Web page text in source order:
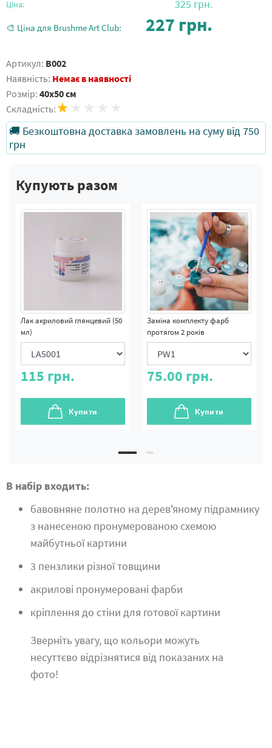
Ціна: 325 грн.
🎨 Ціна для Brushme Art Club: 227 грн.
Артикул: B002
Наявність: Немає в наявності
Розмір: 40x50 см
Складність:
🚚 Безкоштовна доставка замовлень на суму від 750
грн
Купують разом
Лак акриловий глянцевий (50
мл)
115 грн.
Купити
Заміна комплекту фарб
протягом 2 років
75.00 грн.
Купити
В набір входить:
бавовняне полотно на дерев'яному підрамнику
з нанесеною пронумерованою схемою
майбутньої картини
3 пензлики різної товщини
акрилові пронумеровані фарби
кріплення до стіни для готової картини
Зверніть увагу, що кольори можуть
несуттєво відрізнятися від показаних на
фото!